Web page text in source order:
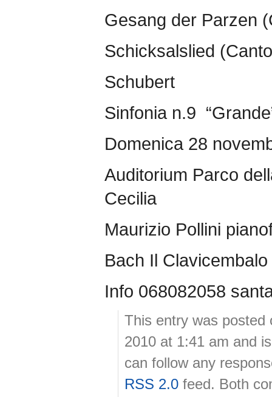
Gesang der Parzen
Schicksalslied
Schubert
Sinfonia n.9
Domenica 28
Auditorium Parco
Cecilia
Maurizio Pollini
Bach Il
Info 068082058
This entry was posted
2010 at 1:41 am and
can follow any
RSS 2.0 feed. Both